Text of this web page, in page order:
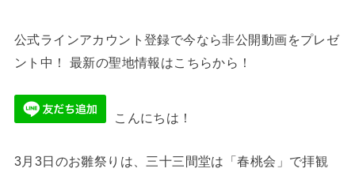
公式ラインアカウント登録で今なら非公開動画をプレゼ
ント中！ 最新の聖地情報はこちらから！
こんにちは！
3月3日のお雛祭りは、三十三間堂は「春桃会」で拝観